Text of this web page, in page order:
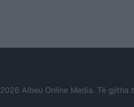
2026 Albeu Online Media. Të gjitha